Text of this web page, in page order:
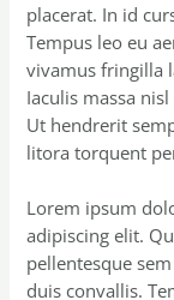
placerat. In id
Tempus leo eu
vivamus fringilla
Iaculis massa
Ut hendrerit
litora torquent
Lorem ipsum
adipiscing elit.
pellentesque
duis convallis.